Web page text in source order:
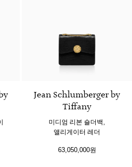
2 색상
Jean Schlumberger by
Tiffany
미디엄 리본 숄더백,
앨리게이터 레더
63,050,000원